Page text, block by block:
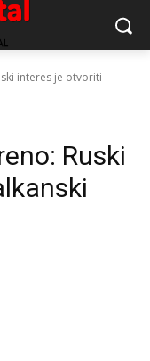
interes je otvoriti
Ruski